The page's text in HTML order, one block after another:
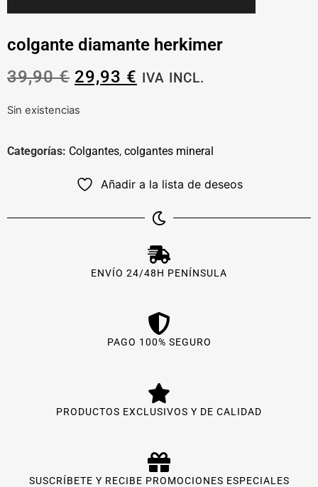
colgante diamante herkimer
39,90€ 29,93 € IVA INCL.
Sin existencias
Categorías: Colgantes, colgantes mineral
Añadir a la lista de deseos
ENVÍO 24/48H PENÍNSULA
PAGO 100% SEGURO
PRODUCTOS EXCLUSIVOS Y DE CALIDAD
SUSCRÍBETE Y RECIBE PROMOCIONES ESPECIALES